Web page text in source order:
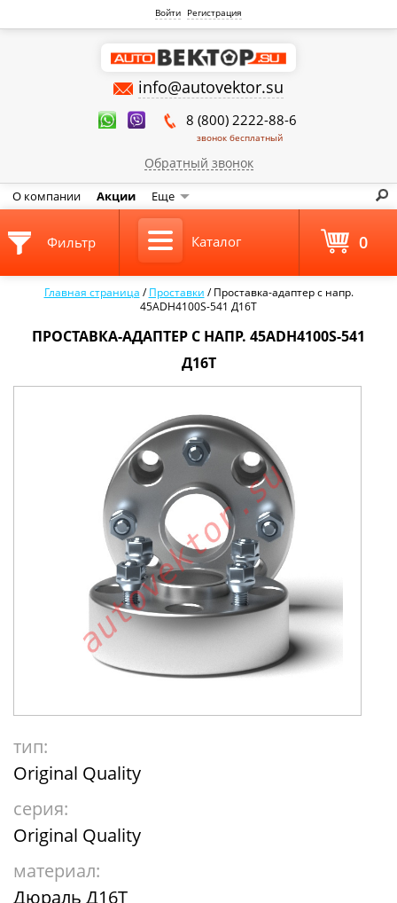
Войти Регистрация
info@autovektor.su
8 (800) 2222-88-6
звонок бесплатный
Обратный звонок
О компании Акции Еще
Главная страница /Проставки /Проставка-адаптер с напр.
45ADH4100S-541 Д16Т
ПРОСТАВКА-АДАПТЕР С НАПР. 45ADH4100S-541
Д16Т
тип:
Original Quality
серия:
Original Quality
материал:
Дюраль Д16Т
Фильтр Каталог 0